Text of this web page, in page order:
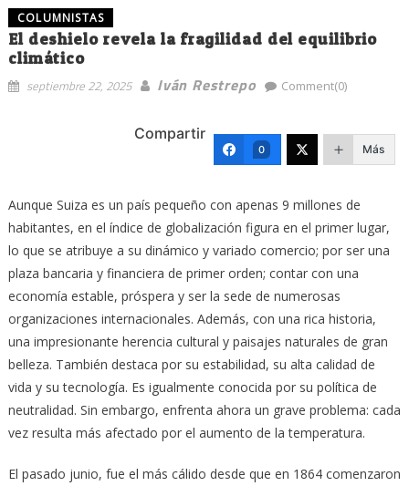
COLUMNISTAS
El deshielo revela la fragilidad del equilibrio
climático
septiembre 22, 2025 Iván Restrepo Comment(0)
Compartir
0 Más
Aunque Suiza es un país pequeño con apenas 9 millones de
habitantes, en el índice de globalización figura en el primer lugar,
lo que se atribuye a su dinámico y variado comercio; por ser una
plaza bancaria y financiera de primer orden; contar con una
economía estable, próspera y ser la sede de numerosas
organizaciones internacionales. Además, con una rica historia,
una impresionante herencia cultural y paisajes naturales de gran
belleza. También destaca por su estabilidad, su alta calidad de
vida y su tecnología. Es igualmente conocida por su política de
neutralidad. Sin embargo, enfrenta ahora un grave problema: cada
vez resulta más afectado por el aumento de la temperatura.
El pasado junio, fue el más cálido desde que en 1864 comenzaron